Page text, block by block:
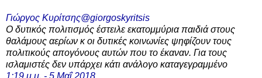
Γιώργος Κυρίτσης@giorgoskyritsis
Ο δυτικός πολιτισμός έστειλε εκατομμύρια παιδιά στους
θαλάμους αερίων κ οι δυτικές κοινωνίες ψηφίζουν τους
πολιτικούς απογόνους αυτών που το έκαναν. Για τους
ισλαμιστές δεν υπάρχει κάτι ανάλογο καταγεγραμμένο
1:19 μ.μ. - 5 Μαΐ 2018